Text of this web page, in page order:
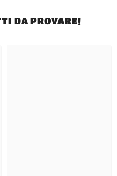
DA PROVARE!